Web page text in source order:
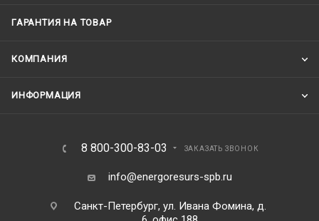
ГАРАНТИЯ НА ТОВАР
КОМПАНИЯ
ИНФОРМАЦИЯ
8 800-300-83-03 ЗАКАЗАТЬ ЗВОНОК
info@energoresurs-spb.ru
Санкт-Петербург, ул. Ивана Фомина, д.